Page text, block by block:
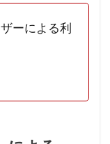
ーによる利